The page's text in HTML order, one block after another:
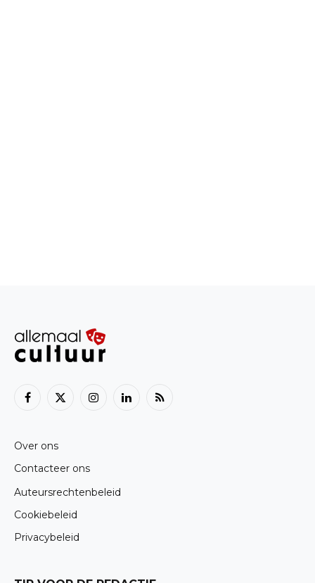
Facebook
X
InstagramLinkedInRSS
Over ons
Contacteer ons
Auteursrechtenbeleid
Cookiebeleid
Privacybeleid